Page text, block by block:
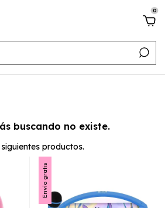
0
buscando no existe.
productos.
Envío gratis